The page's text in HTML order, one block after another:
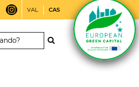
VAL CAS